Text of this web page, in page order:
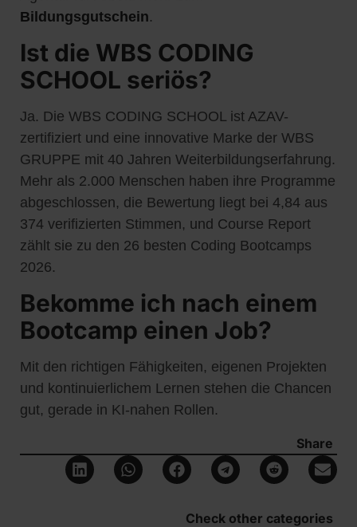
Bildungsgutschein.
Ist die WBS CODING
SCHOOL seriös?
Ja. Die WBS CODING SCHOOL ist AZAV-
zertifiziert und eine innovative Marke der WBS
GRUPPE mit 40 Jahren Weiterbildungserfahrung.
Mehr als 2.000 Menschen haben ihre Programme
abgeschlossen, die Bewertung liegt bei 4,84 aus
374 verifizierten Stimmen, und Course Report
zählt sie zu den 26 besten Coding Bootcamps
2026.
Bekomme ich nach einem
Bootcamp einen Job?
Mit den richtigen Fähigkeiten, eigenen Projekten
und kontinuierlichem Lernen stehen die Chancen
gut, gerade in KI-nahen Rollen.
Share
Check other categories